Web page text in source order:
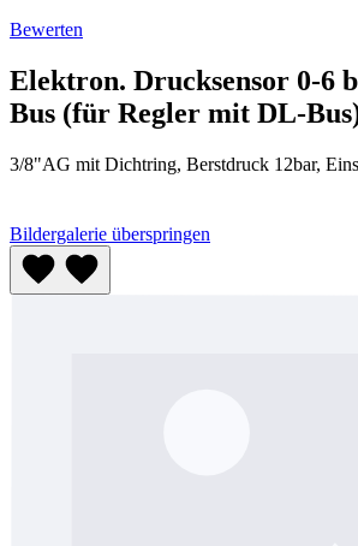
Bewerten
Elektron. Drucksensor 0-6
Bus (für Regler mit DL-
3/8"AG mit Dichtring, Berstdruck 12bar,
Bildergalerie überspringen